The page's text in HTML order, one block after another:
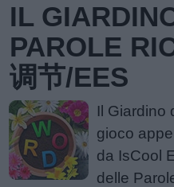
IL
PAROLE
调节/EES
Il Giardino
gioco
da IsCool
delle